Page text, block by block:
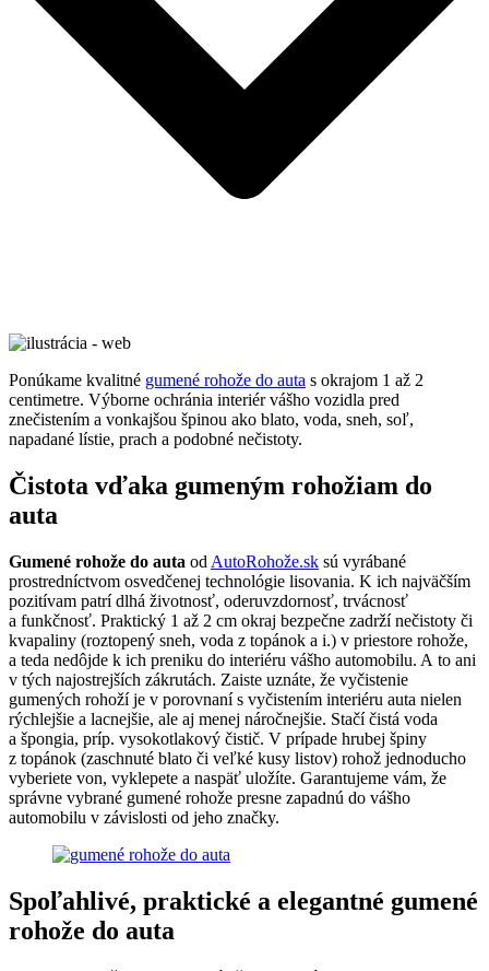
Ponúkame kvalitné gumené rohože do auta s okrajom 1 až 2
centimetre. Výborne ochránia interiér vášho vozidla pred
znečistením a vonkajšou špinou ako blato, voda, sneh, soľ,
napadané lístie, prach a podobné nečistoty.
Čistota vďaka gumeným rohožiam do
auta
Gumené rohože do auta od AutoRohože.sk sú vyrábané
prostredníctvom osvedčenej technológie lisovania. K ich najväčším
pozitívam patrí dlhá životnosť, oderuvzdornosť, trvácnosť
a funkčnosť. Praktický 1 až 2 cm okraj bezpečne zadrží nečistoty či
kvapaliny (roztopený sneh, voda z topánok a i.) v priestore rohože,
a teda nedôjde k ich preniku do interiéru vášho automobilu. A to ani
v tých najostrejších zákrutách. Zaiste uznáte, že vyčistenie
gumených rohoží je v porovnaní s vyčistením interiéru auta nielen
rýchlejšie a lacnejšie, ale aj menej náročnejšie. Stačí čistá voda
a špongia, príp. vysokotlakový čistič. V prípade hrubej špiny
z topánok (zaschnuté blato či veľké kusy listov) rohož jednoducho
vyberiete von, vyklepete a naspäť uložíte. Garantujeme vám, že
správne vybrané gumené rohože presne zapadnú do vášho
automobilu v závislosti od jeho značky.
Spoľahlivé, praktické a elegantné gumené
rohože do auta